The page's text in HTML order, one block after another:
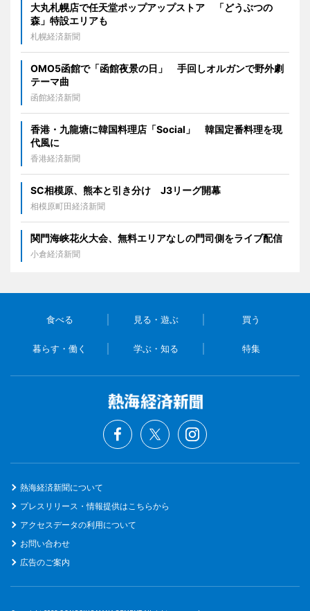
大丸札幌店で任天堂ポップアップストア 「どうぶつの
森」特設エリアも
札幌経済新聞
OMO5函館で「函館夜景の日」 手回しオルガンで野外劇
テーマ曲
函館経済新聞
香港・九龍塘に韓国料理店「Social」 韓国定番料理を現
代風に
香港経済新聞
SC相模原、熊本と引き分け J3リーグ開幕
相模原町田経済新聞
関門海峡花火大会、無料エリアなしの門司側をライブ配信
小倉経済新聞
食べる 見る・遊ぶ 買う
暮らす・働く 学ぶ・知る 特集
熱海経済新聞について
プレスリリース・情報提供はこちらから
アクセスデータの利用について
お問い合わせ
広告のご案内